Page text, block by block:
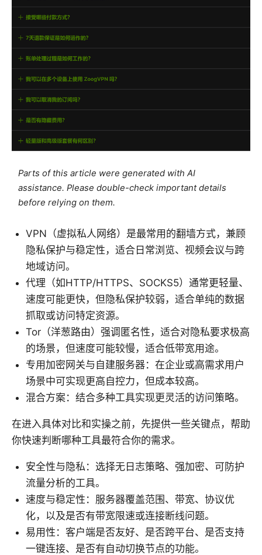
Parts of this article were generated with AI
assistance. Please double-check important details
before relying on them.
VPN（虚拟私人网络）是最常用的翻墙方式，兼顾
隐私保护与稳定性，适合日常浏览、视频会议与跨
地域访问。
代理（如HTTP/HTTPS、SOCKS5）通常更轻量、
速度可能更快，但隐私保护较弱，适合单纯的数据
抓取或访问特定资源。
Tor（洋葱路由）强调匿名性，适合对隐私要求极高
的场景，但速度可能较慢，适合低带宽用途。
专用加密网关与自建服务器：在企业或高需求用户
场景中可实现更高自控力，但成本较高。
混合方案：结合多种工具实现更灵活的访问策略。
在进入具体对比和实操之前，先提供一些关键点，帮助
你快速判断哪种工具最符合你的需求。
安全性与隐私：选择无日志策略、强加密、可防护
流量分析的工具。
速度与稳定性：服务器覆盖范围、带宽、协议优
化，以及是否有带宽限速或连接断线问题。
易用性：客户端是否友好、是否跨平台、是否支持
一键连接、是否有自动切换节点的功能。